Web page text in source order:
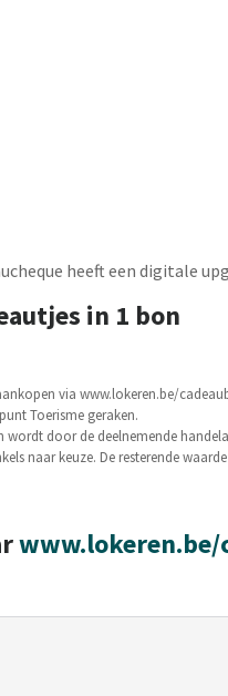
heeft een digitale
in 1 bon
via www.lokeren.be/
Toerisme geraken.
wordt door de deelnemende
naar keuze. De resterende
www.lokeren.be/